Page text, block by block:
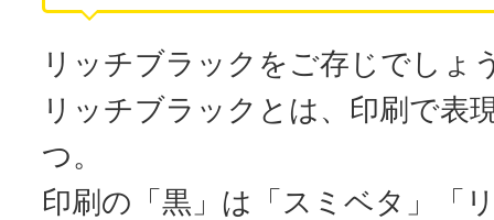
リッチブラックをご存じでしょ
リッチブラックとは、印刷で表
つ。
印刷の「黒」は「スミベタ」「